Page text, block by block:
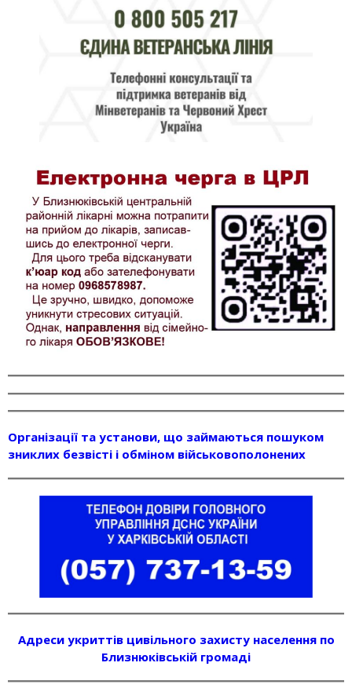
Організації та установи, що займаються пошуком
зниклих безвісті і обміном військовополонених
Адреси укриттів цивільного захисту населення по
Близнюківській громаді